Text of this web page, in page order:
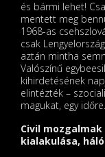
és bármi lehet!
mentett meg
1968-as
csak
aztán mintha
Valószínű
kihirdetésének
elintézték –
magukat, egy időre.
Civil
kialakulása,